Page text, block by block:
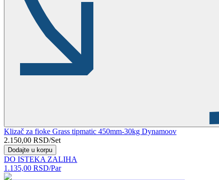
Klizač za fioke Grass tipmatic 450mm-30kg Dynamoov
2.150,00 RSD/Set
Dodajte u korpu
DO ISTEKA ZALIHA
1.135,00 RSD/Par